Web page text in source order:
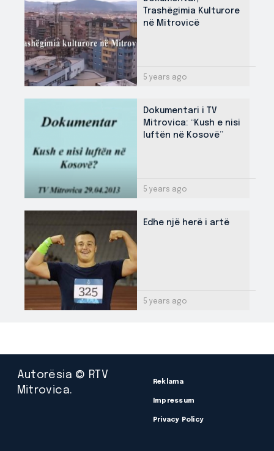
Trashëgimia Kulturore
në Mitrovicë
5 years ago
Dokumentari i TV
Mitrovica: “Kush e nisi
luftën në Kosovë”
5 years ago
Edhe një herë i artë
5 years ago
Autorësia © RTV
Mitrovica.
Reklama
Impressum
Privacy Policy